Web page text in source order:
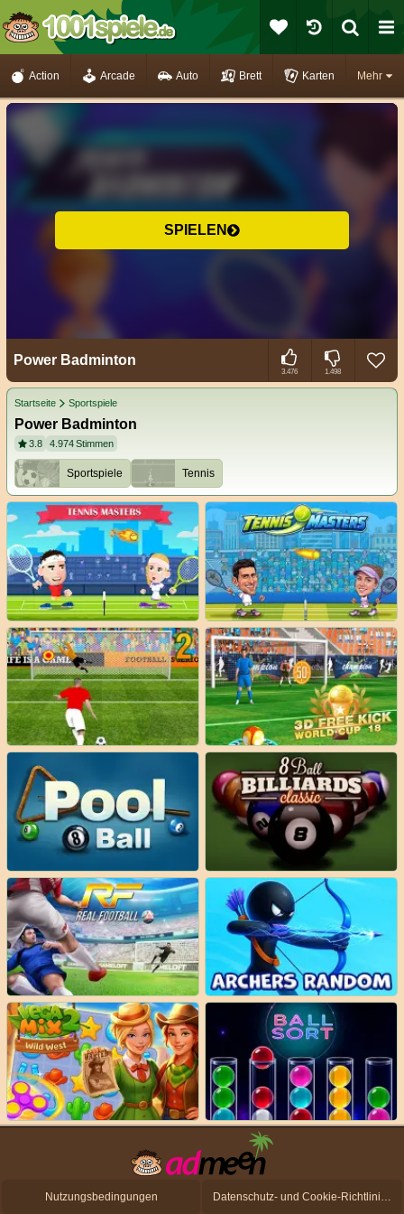
Mehr
Action Arcade Auto Brett Karten
SPIELEN
Power Badminton
3.476 1.498
Startseite Sportspiele
Power Badminton
3.8 4.974Stimmen
Sportspiele Tennis
Nutzungsbedingungen Datenschutz- und Cookie-Richtlinien